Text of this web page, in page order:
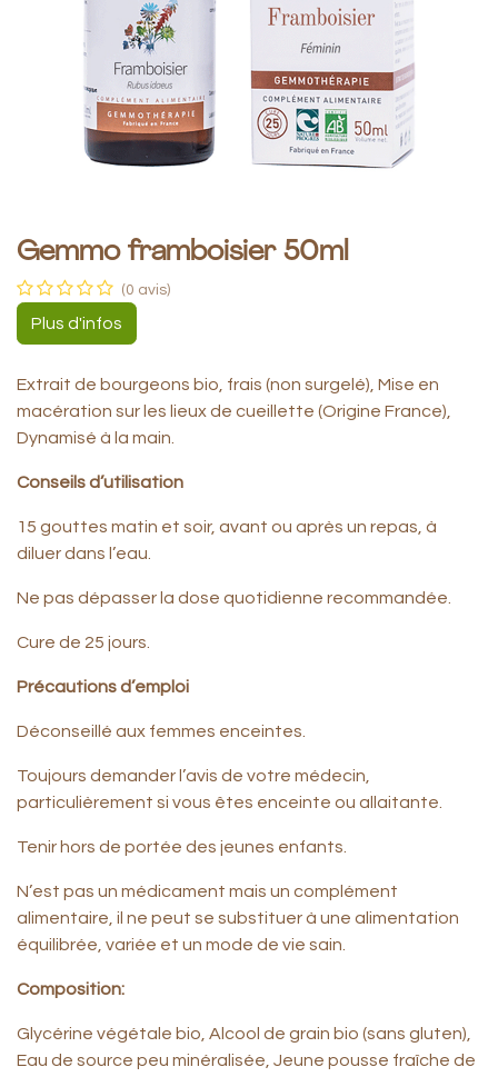
Gemmo framboisier 50ml
(0 avis)
Plus d'infos
Extrait de bourgeons bio, frais (non surgelé), Mise en
macération sur les lieux de cueillette (Origine France),
Dynamisé à la main.
Conseils d’utilisation
15 gouttes matin et soir, avant ou après un repas, à
diluer dans l’eau.
Ne pas dépasser la dose quotidienne recommandée.
Cure de 25 jours.
Précautions d’emploi
Déconseillé aux femmes enceintes.
Toujours demander l’avis de votre médecin,
particulièrement si vous êtes enceinte ou allaitante.
Tenir hors de portée des jeunes enfants.
N’est pas un médicament mais un complément
alimentaire, il ne peut se substituer à une alimentation
équilibrée, variée et un mode de vie sain.
Composition:
Glycérine végétale bio, Alcool de grain bio (sans gluten),
Eau de source peu minéralisée, Jeune pousse fraîche de